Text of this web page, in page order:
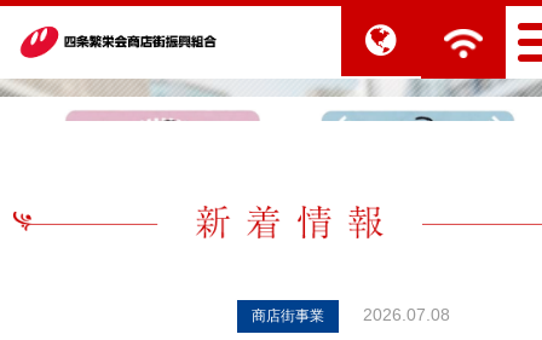
商店街事業 2026.07.08